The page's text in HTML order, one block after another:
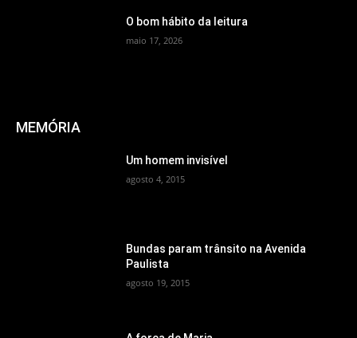
O bom hábito da leitura
maio 17, 2026
MEMÓRIA
Um homem invisível
agosto 4, 2015
Bundas param trânsito na Avenida
Paulista
agosto 19, 2015